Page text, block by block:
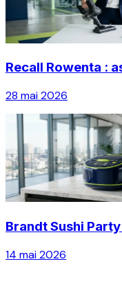
Recall Rowenta :
28 mai 2026
Brandt Sushi
14 mai 2026